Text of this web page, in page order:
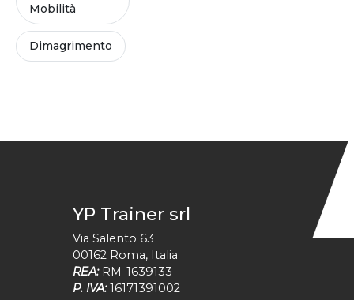
Mobilità
Dimagrimento
YP Trainer srl
Via Salento 63
00162 Roma, Italia
REA: RM-1639133
P. IVA: 16171391002